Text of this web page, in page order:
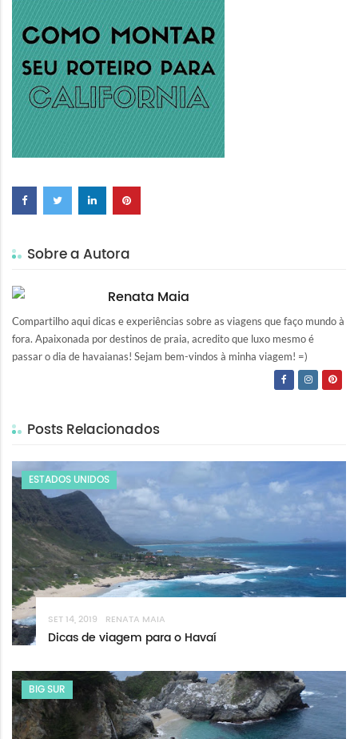
Sobre a Autora
Renata Maia
Compartilho aqui dicas e experiências sobre as viagens que faço mundo à
fora. Apaixonada por destinos de praia, acredito que luxo mesmo é
passar o dia de havaianas! Sejam bem-vindos à minha viagem! =)
Posts Relacionados
ESTADOS UNIDOS
SET 14, 2019 RENATA MAIA
Dicas de viagem para o Havaí
BIG SUR